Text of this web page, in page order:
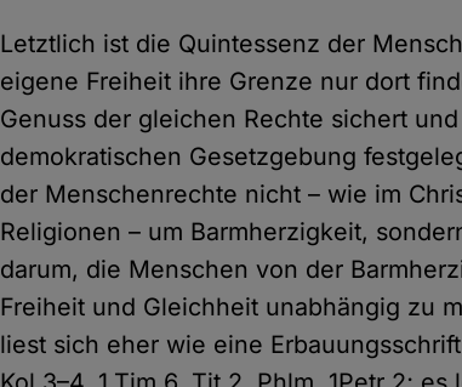
Letztlich ist die Quintessenz der
eigene Freiheit ihre Grenze nur dort
Genuss der gleichen Rechte sichert
demokratischen Gesetzgebung
der Menschenrechte nicht – wie im
Religionen – um Barmherzigkeit,
darum, die Menschen von der
Freiheit und Gleichheit unabhängig zu
liest sich eher wie eine